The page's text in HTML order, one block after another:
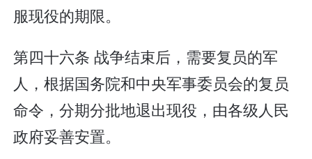
服现役的期限。
第四十六条 战争结束后，需要复员的军
人，根据国务院和中央军事委员会的复员
命令，分期分批地退出现役，由各级人民
政府妥善安置。